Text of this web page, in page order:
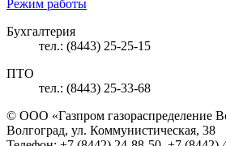
Режим работы
Бухгалтерия
тел.: (8443) 25-25-15
ПТО
тел.: (8443) 25-33-68
© ООО «Газпром газораспределение
Волгоград, ул. Коммунистическая, 38